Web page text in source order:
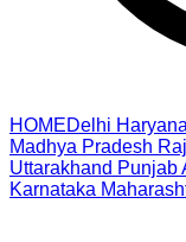
HOMEDelhi Haryana
Madhya Pradesh
Uttarakhand Punjab
Karnataka